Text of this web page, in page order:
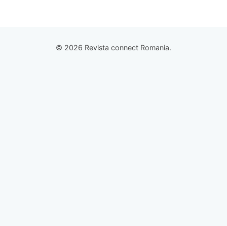
© 2026 Revista connect Romania.